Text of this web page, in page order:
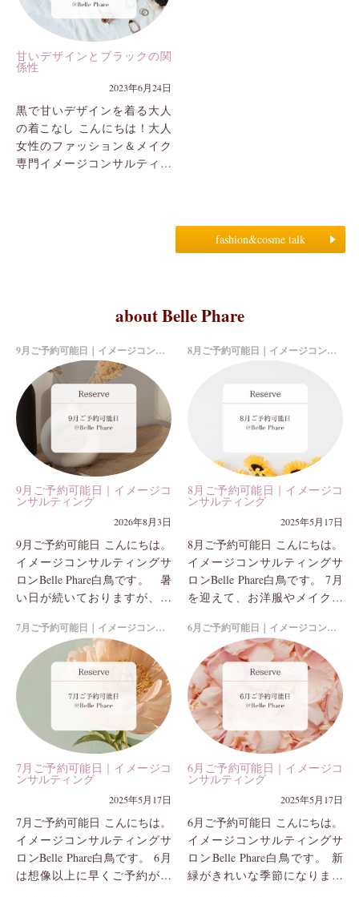
甘いデザインとブラックの関
係性
2023年6月24日
黒で甘いデザインを着る大人
の着こなし こんにちは！大人
女性のファッション＆メイク
専門イメージコンサルティン
fashion&cosme talk
about Belle Phare
9月ご予約可能日｜イメージコンサルティング
9月ご予約可能日｜イメージコ
ンサルティング
2026年8月3日
9月ご予約可能日 こんにちは。
イメージコンサルティングサ
ロンBelle Phare白鳥です。 暑
い日が続いておりますが、い
近は、 「資料を見て、服...
8月ご予約可能日｜イメージコンサルティング
8月ご予約可能日｜イメージコ
ンサルティング
2025年5月17日
8月ご予約可能日 こんにちは。
イメージコンサルティングサ
ロンBelle Phare白鳥です。 7月
を迎えて、お洋服やメイクも
なってきましたね。 夏ならで
はのお洒落...
7月ご予約可能日｜イメージコンサルティング
7月ご予約可能日｜イメージコ
ンサルティング
2025年5月17日
7月ご予約可能日 こんにちは。
イメージコンサルティングサ
ロンBelle Phare白鳥です。 6月
は想像以上に早くご予約が埋
6月ご予約可能日｜イメージコンサルティング
6月ご予約可能日｜イメージコ
ンサルティング
2025年5月17日
6月ご予約可能日 こんにちは。
イメージコンサルティングサ
ロンBelle Phare白鳥です。 新
緑がきれいな季節になりまし